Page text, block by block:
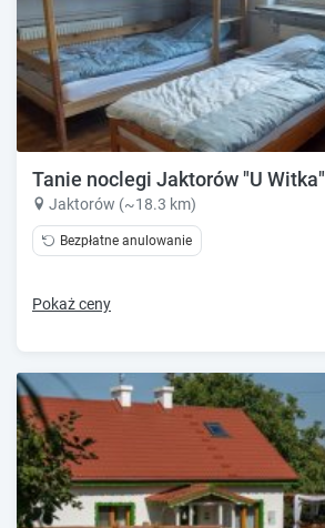
Tanie noclegi Jaktorów "U Witka"
Jaktorów (~18.3 km)
Bezpłatne anulowanie
Pokaż ceny